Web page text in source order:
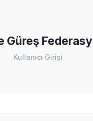
Güreş
Kullanıcı Girişi